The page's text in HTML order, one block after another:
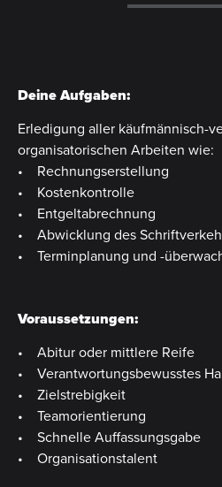
Deine Aufgaben:
Erledigung aller käufmännisch-
organisatorischen Arbeiten wie:
• Rechnungserstellung
• Kostenkontrolle
• Entgeltabrechnung
• Abwicklung des
• Terminplanung und -
Voraussetzungen:
• Abitur oder mittlere Reife
• Verantwortungsbewusstes
• Zielstrebigkeit
• Teamorientierung
• Schnelle Auffassungsgabe
• Organisationstalent